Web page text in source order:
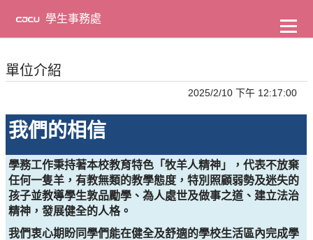
主
容
學生事務處
單位介紹
2025/2/10 下午 12:17:00
我們的相信
學務工作秉持著本校教育特色「牧羊人精神」，代表不放棄
任何一隻羊，有教無類的教學態度，特別照顧弱勢及迷失的
孩子並教導學生敦品勵學、為人處世及做事之道、建立法治
精神，發展健全的人格。
我們衷心期盼同學們能在健全及舒適的學校生活區內完成學